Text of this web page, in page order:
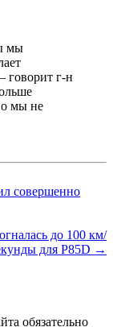
мы
г-н
мы не
совершенно
до 100 км/
для P85D →
обязательно